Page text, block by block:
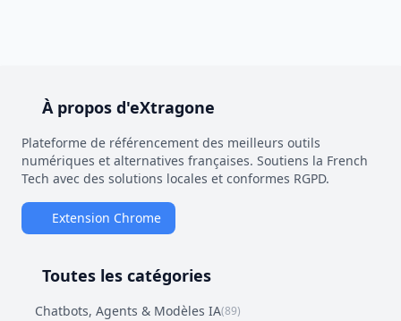
À propos d'eXtragone
Plateforme de référencement des meilleurs outils
numériques et alternatives françaises. Soutiens la French
Tech avec des solutions locales et conformes RGPD.
Extension Chrome
Toutes les catégories
Chatbots, Agents & Modèles IA(89)